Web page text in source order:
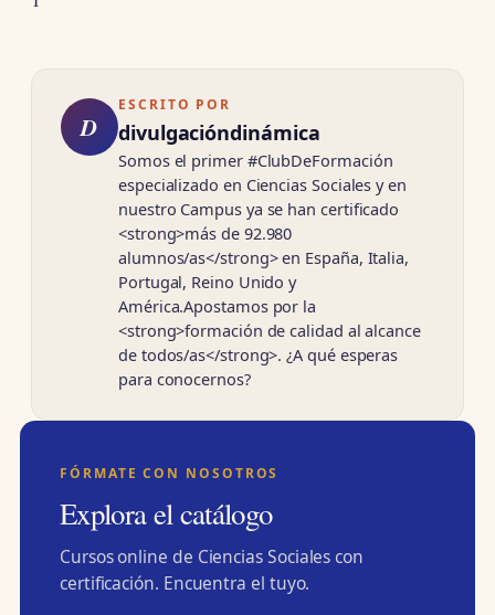
D
ESCRITO POR
divulgacióndinámica
Somos el primer #ClubDeFormación
especializado en Ciencias Sociales y en
nuestro Campus ya se han certificado
<strong>más de 92.980
alumnos/as</strong> en España, Italia,
Portugal, Reino Unido y
América.Apostamos por la
<strong>formación de calidad al alcance
de todos/as</strong>. ¿A qué esperas
para conocernos?
FÓRMATE CON NOSOTROS
Explora el catálogo
Cursos online de Ciencias Sociales con
certificación. Encuentra el tuyo.